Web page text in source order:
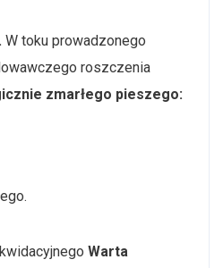
W toku prowadzonego
roszczenia
zmarłego pieszego:
Warta